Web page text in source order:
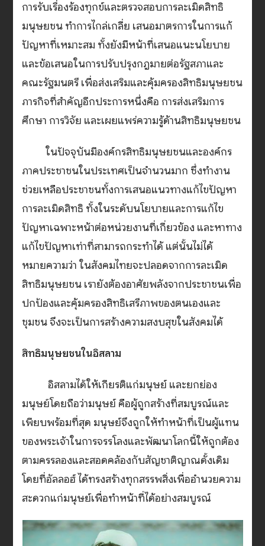
การรับเรื่องร้องทุกข์และตรวจสอบการละเมิดสิทธิ
มนุษยชน ทำการไกล่เกลี่ย เสนอมาตรการในการแก้
ปัญหาที่เหมาะสม ทั้งยังมีหน้าที่เสนอแนะนโยบาย
และข้อเสนอในการปรับปรุงกฎมายต่อรัฐสภาและ
คณะรัฐมนตรี เพื่อส่งเสริมและคุ้มครองสิทธิมนุษยชน
ภารกิจที่สำคัญอีกประการหนึ่งคือ การส่งเสริมการ
ศึกษา การวิจัย และเผยแพร่ความรู้ด้านสิทธิมนุษยชน
ในปัจจุบันมีองค์กรสิทธิมนุษยชนและองค์กร
ภาคประชาชนในประเทศเป็นจำนวนมาก ซึ่งทำงาน
ช่วยเหลือประชาชนทั้งการเสนอแนวทางแก้ไขปัญหา
การละเมิดสิทธิ ทั้งในระดับนโยบายและการแก้ไข
ปัญหาเฉพาะหน้าต่อหน่วยงานที่เกี่ยวข้อง และหาทาง
แก้ไขปัญหาเท่าที่สามารถกระทำได้ แต่นั้นไม่ได้
หมายความว่า ในสังคมไทยจะปลอดจากการละเมิด
สิทธิมนุษยชน เรายังต้องอาศัยพลังจากประชาชนเพื่อ
ปกป้องและคุ้มครองสิทธิเสรีภาพของตนเองและ
ชุมชน จึงจะเป็นการสร้างความสงบสุขในสังคมได้
สิทธิมนุษยชนในอิสลาม
อิสลามได้ให้เกียรติแก่มนุษย์ และยกย่อง
มนุษย์โดยถือว่ามนุษย์ คือผู้ถูกสร้างที่สมบูรณ์และ
เพียบพร้อมที่สุด มนุษย์จึงถูกให้ทำหน้าที่เป็นผู้แทน
ของพระเจ้าในการจรรโลงและพัฒนาโลกนี้ให้ถูกต้อง
ตามครรลองและสอดคล้องกับสัญชาติญาณดั้งเดิม
โดยที่อัลลอฮ์ ได้ทรงสร้างทุกสรรพสิ่งเพื่ออำนวยความ
สะดวกแก่มนุษย์เพื่อทำหน้าที่ได้อย่างสมบูรณ์